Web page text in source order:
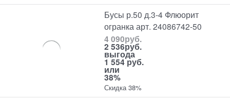
Бусы р.50 д.3-4 Флюорит
огранка арт. 24086742-50
4 090руб.
2 536руб.
выгода
1 554 руб.
или
38%
Скидка 38%